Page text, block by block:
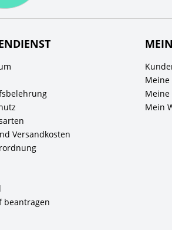
Versandkosten
beantragen
Meine
Meine
Mein